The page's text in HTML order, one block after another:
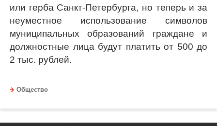
или герба Санкт-Петербурга, но теперь и за
неуместное использование символов
муниципальных образований граждане и
должностные лица будут платить от 500 до
2 тыс. рублей.
Общество